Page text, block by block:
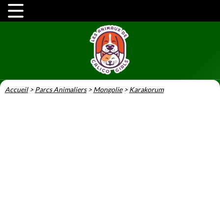
Accueil>Parcs Animaliers>Mongolie>Karakorum